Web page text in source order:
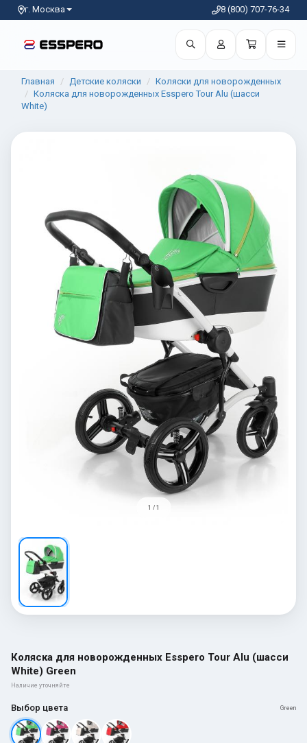
г. Москва 8 (800) 707-76-34
Главная Детские коляски
Коляски для новорожденных
Коляска для новорожденных Esspero Tour Alu (шасси
White)
1 / 1
Коляска для новорожденных Esspero Tour Alu (шасси
White) Green
Наличие уточняйте
Выбор цвета Green